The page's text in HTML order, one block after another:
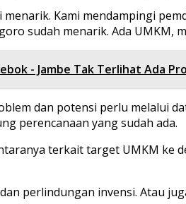
Kami mendampingi
sudah menarik. Ada UMKM,
- Jambe Tak Terlihat Ada
dan potensi perlu melalui
perencanaan yang sudah ada.
terkait target UMKM ke
perlindungan invensi. Atau